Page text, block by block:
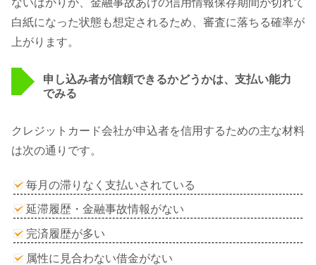
白紙になった状態も想定されるため、審査に落ちる確率が
上がります。
申し込み者が信頼できるかどうかは、支払い能力
でみる
クレジットカード会社が申込者を信用するための主な材料
は次の通りです。
毎月の滞りなく支払いされている
延滞履歴・金融事故情報がない
完済履歴が多い
属性に見合わない借金がない